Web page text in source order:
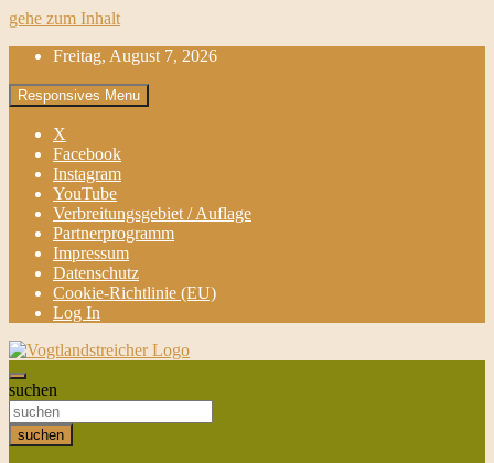
gehe zum Inhalt
Freitag, August 7, 2026
Responsives Menu
X
Facebook
Instagram
YouTube
Verbreitungsgebiet / Auflage
Partnerprogramm
Impressum
Datenschutz
Cookie-Richtlinie (EU)
Log In
Vogtlandstreicher
aktuell & mittendrin
suchen
suchen